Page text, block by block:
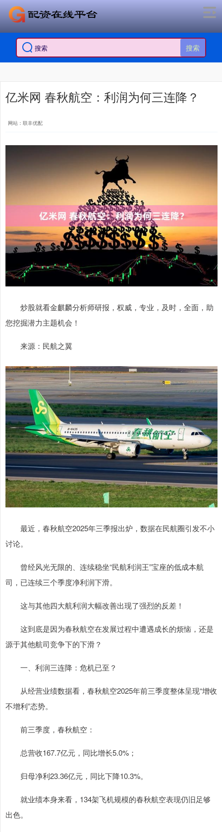
搜索
亿米网 春秋航空：利润为何三连降？
网站：联丰优配
炒股就看金麒麟分析师研报，权威，专业，及时，全面，助
您挖掘潜力主题机会！
来源：民航之翼
最近，春秋航空2025年三季报出炉，数据在民航圈引发不小
讨论。
曾经风光无限的、连续稳坐“民航利润王”宝座的低成本航
司，已连续三个季度净利润下滑。
这与其他四大航利润大幅改善出现了强烈的反差！
这到底是因为春秋航空在发展过程中遭遇成长的烦恼，还是
源于其他航司竞争下的下滑？
一、利润三连降：危机已至？
从经营业绩数据看，春秋航空2025年前三季度整体呈现“增收
不增利”态势。
前三季度，春秋航空：
总营收167.7亿元，同比增长5.0%；
归母净利23.36亿元，同比下降10.3%。
就业绩本身来看，134架飞机规模的春秋航空表现仍旧足够
出色。